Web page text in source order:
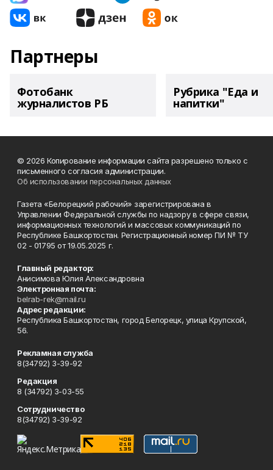
Партнеры
Фотобанк
журналистов РБ
Рубрика "Еда и
напитки"
© 2026 Копирование информации сайта разрешено только с
письменного согласия администрации.
Об использовании персональных данных
Газета «Белорецкий рабочий» зарегистрирована в
Управлении Федеральной службы по надзору в сфере связи,
информационных технологий и массовых коммуникаций по
Республике Башкортостан. Регистрационный номер ПИ № ТУ
02 - 01795 от 19.05.2025 г.
Главный редактор:
Анисимова Юлия Александровна
Электронная почта:
belrab-rek@mail.ru
Адрес редакции:
Республика Башкортостан, город Белорецк, улица Крупской,
56.
Рекламная служба
8(34792) 3-39-92
Редакция
8 (34792) 3-03-55
Сотрудничество
8(34792) 3-39-92